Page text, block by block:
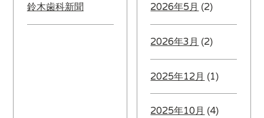
鈴木歯科新聞 2026年5月 (2)
2026年3月 (2)
2025年12月 (1)
2025年10月 (4)